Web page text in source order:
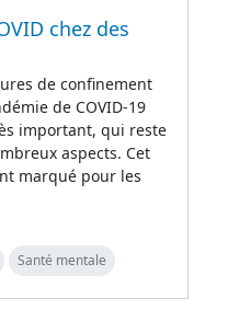
chez des
de confinement
de COVID-19
important, qui reste
aspects. Cet
marqué pour les
Santé mentale